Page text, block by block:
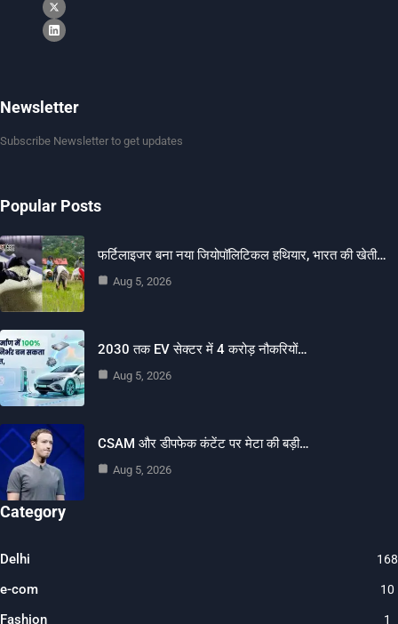
Newsletter
Subscribe Newsletter to get updates
Popular Posts
फर्टिलाइजर बना नया जियोपॉलिटिकल हथियार, भारत की खेती…
Aug 5, 2026
2030 तक EV सेक्टर में 4 करोड़ नौकरियों…
Aug 5, 2026
CSAM और डीपफेक कंटेंट पर मेटा की बड़ी…
Aug 5, 2026
Category
Delhi
e-com 10
Fashion 1